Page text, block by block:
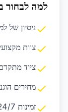
למה לבחור
ניסיון של למעלה מ-10 שנים
צוות
ציוד מתקדם
מחירים
זמינות 24/7 לשירותי חירום ובקשות דחופות